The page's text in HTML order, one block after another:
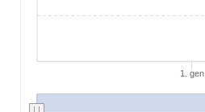
1. gen